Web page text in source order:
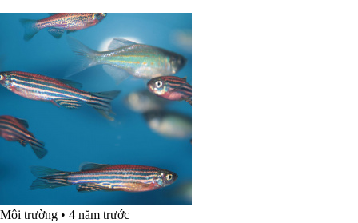
Môi trường • 4 năm trước